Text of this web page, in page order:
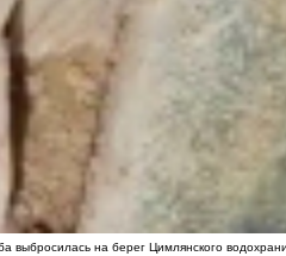
выбросилась на берег Цимлянского